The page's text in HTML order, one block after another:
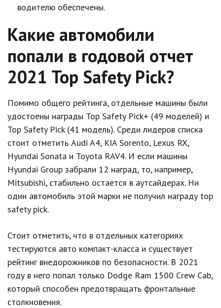
водителю обеспечены.
Какие автомобили
попали в годовой отчет
2021 Top Safety Pick?
Помимо общего рейтинга, отдельные машины были
удостоены награды Top Safety Pick+ (49 моделей) и
Top Safety Pick (41 модель). Среди лидеров списка
стоит отметить Audi A4, KIA Sorento, Lexus RX,
Hyundai Sonata и Toyota RAV4. И если машины
Hyundai Group забрали 12 наград, то, например,
Mitsubishi, стабильно остается в аутсайдерах. Ни
один автомобиль этой марки не получил награду top
safety pick.
Стоит отметить, что в отдельных категориях
тестируются авто компакт-класса и существует
рейтинг внедорожников по безопасности. В 2021
году в него попал только Dodge Ram 1500 Crew Cab,
который способен предотвращать фронтальные
столкновения.